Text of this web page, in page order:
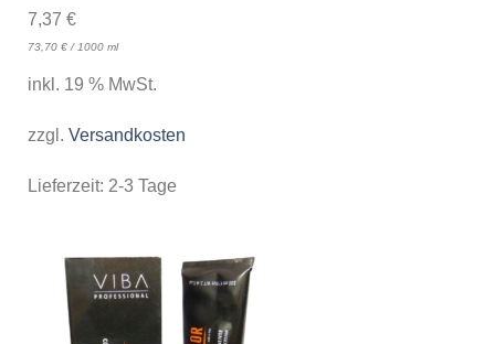
7,37 €
73,70 €/ 1000 ml
inkl. 19 % MwSt.
zzgl. Versandkosten
Lieferzeit: 2-3 Tage